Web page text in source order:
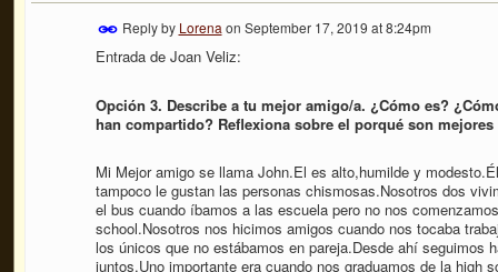
Reply by Lorena on September 17, 2019 at 8:24pm
Entrada de Joan Veliz:
Opción 3. Describe a tu mejor amigo/a. ¿Cómo es?
han compartido? Reflexiona sobre el porqué son
Mi Mejor amigo se llama John.El es alto,humilde y
tampoco le gustan las personas chismosas.Nosotros dos
el bus cuando íbamos a las escuela pero no nos
school.Nosotros nos hicimos amigos cuando nos tocaba
los únicos que no estábamos en pareja.Desde ahí seguimos
juntos.Uno importante era cuando nos graduamos de la high